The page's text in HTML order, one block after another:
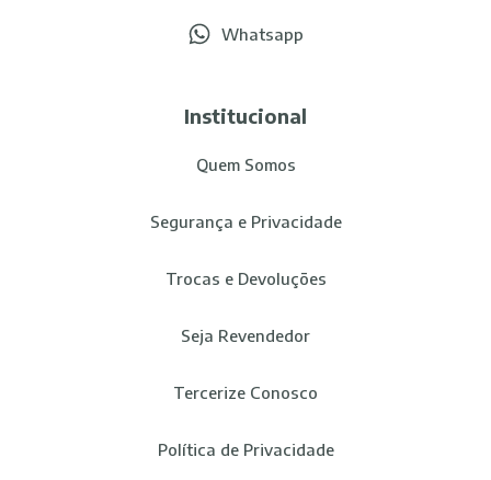
Whatsapp
Institucional
Quem Somos
Segurança e Privacidade
Trocas e Devoluções
Seja Revendedor
Tercerize Conosco
Política de Privacidade